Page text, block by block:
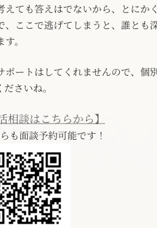
ても答えはでないから、とにか
、ここで逃げてしまうと、誰とも
。
ポートはしてくれませんので、個
さいね。
相談はこちらから】
も面談予約可能です！